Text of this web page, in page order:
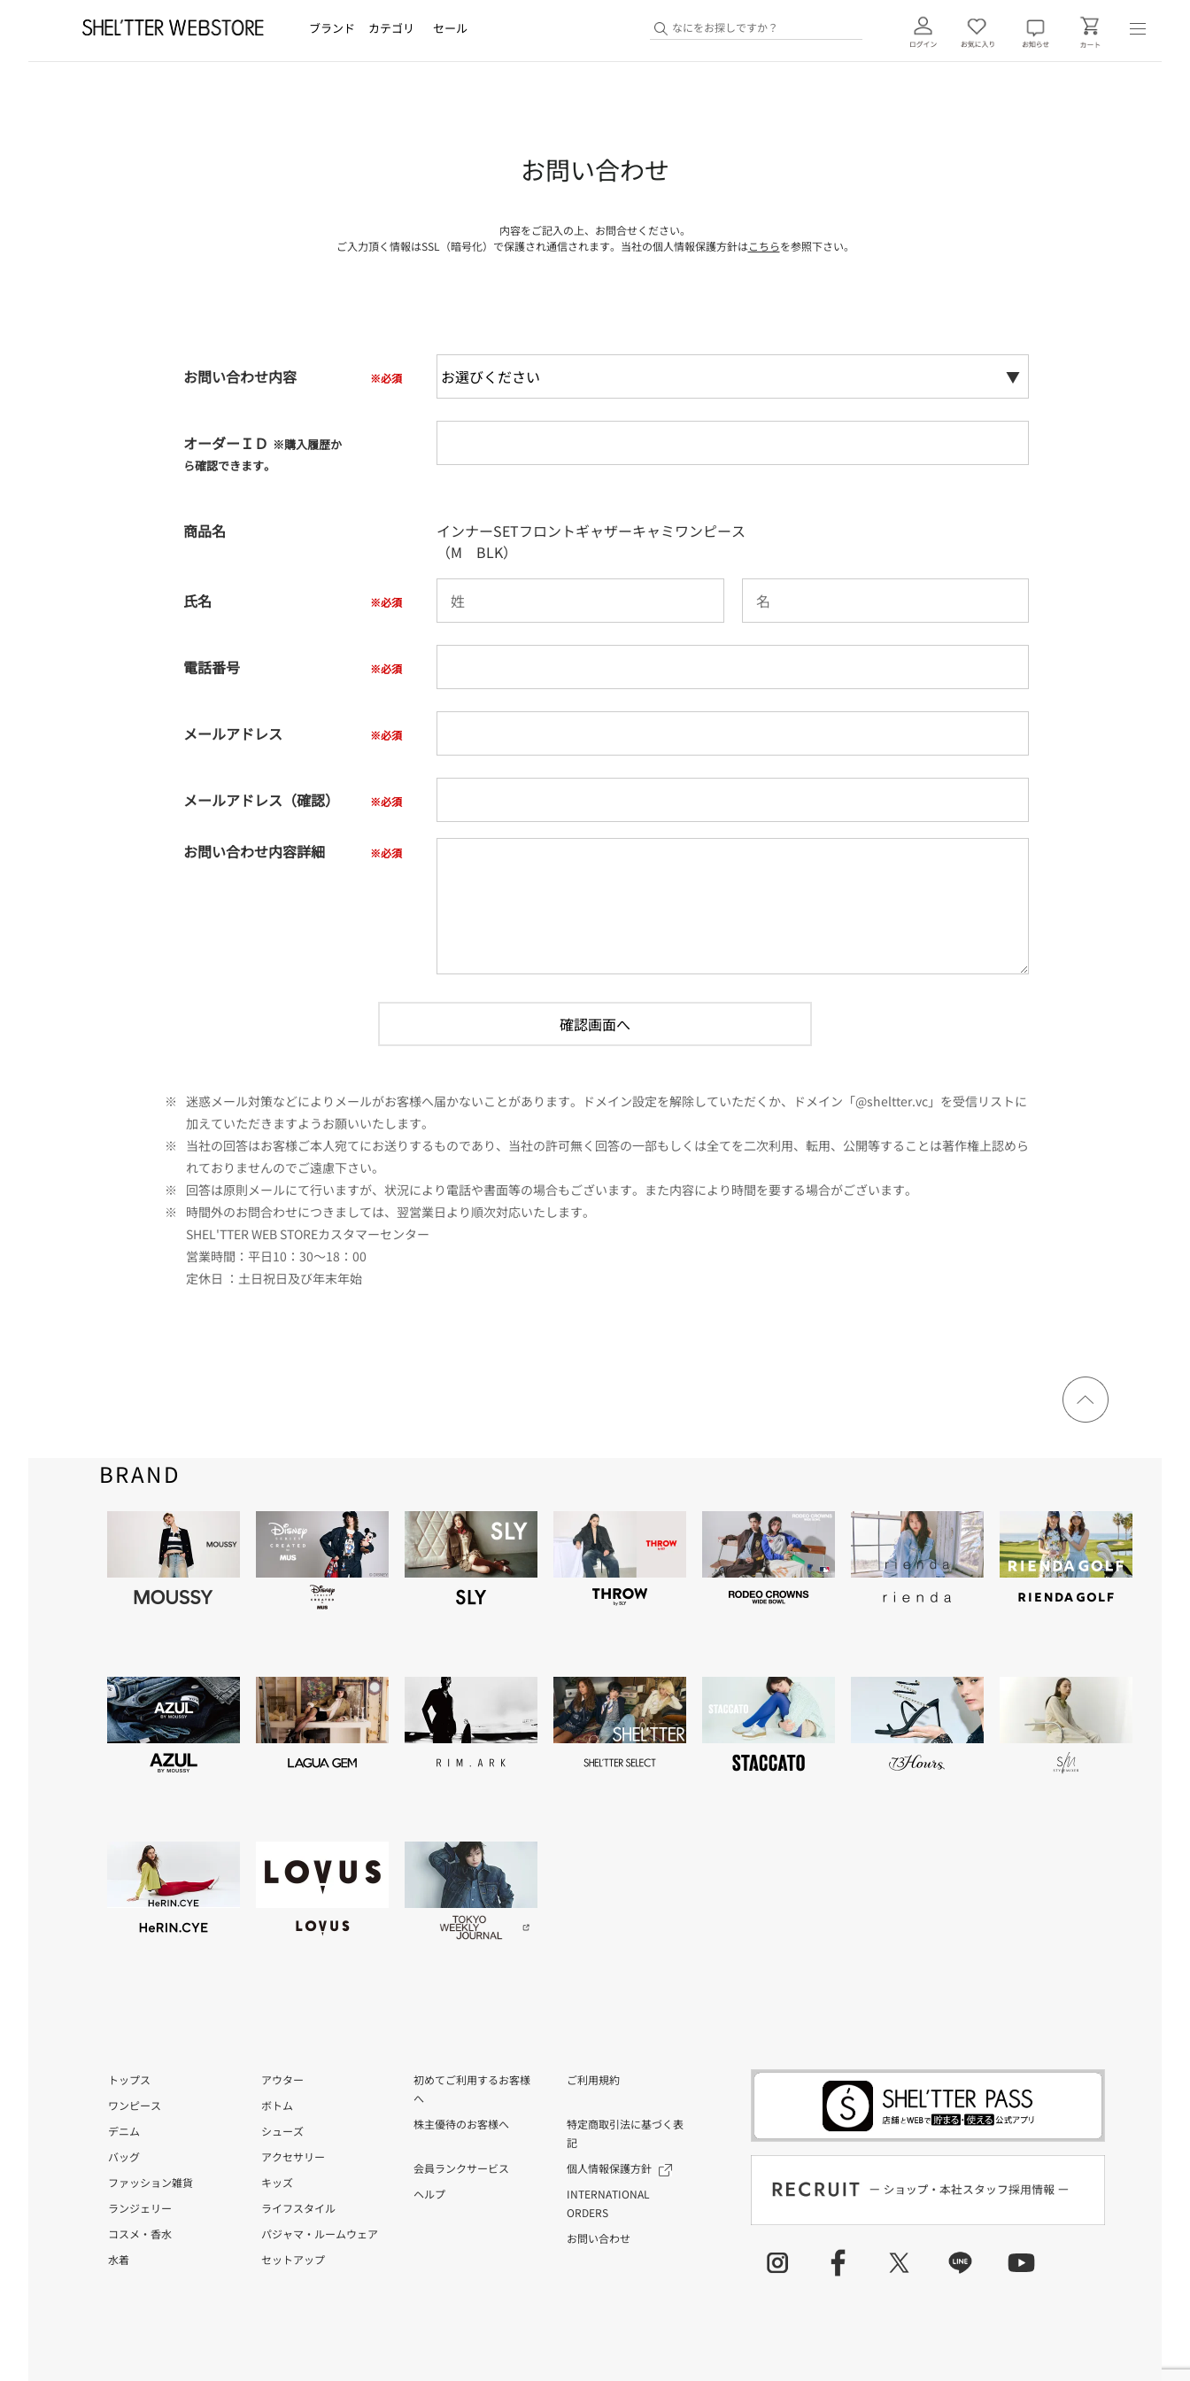
ブランド カテゴリ セール
お問い合わせ
内容をご記入の上、お問合せください。
ご入力頂く情報はSSL（暗号化）で保護され通信されます。当社の個人情報保護方針はこちらを参照下さい。
お問い合わせ内容
オーダーＩＤ ※購入履歴か
ら確認できます。
商品名
インナーSETフロントギャザーキャミワンピース
（M BLK）
氏名
電話番号
メールアドレス
メールアドレス（確認）
お問い合わせ内容詳細
※ 迷惑メール対策などによりメールがお客様へ届かないことがあります。ドメイン設定を解除していただくか、ドメイン「@sheltter.vc」を受信リストに
加えていただきますようお願いいたします。
※
当社の回答はお客様ご本人宛てにお送りするものであり、当社の許可無く回答の一部もしくは全てを二次利用、転用、公開等することは著作権上認めら
れておりませんのでご遠慮下さい。
※
回答は原則メールにて行いますが、状況により電話や書面等の場合もございます。また内容により時間を要する場合がございます。
※
時間外のお問合わせにつきましては、翌営業日より順次対応いたします。
SHEL'TTER WEB STOREカスタマーセンター
営業時間：平日10：30～18：00
定休日 ：土日祝日及び年末年始
ページ
トップ
BRAND
トップス
アウター
ワンピース
ボトム
デニム
シューズ
バッグ
アクセサリー
ファッション雑貨
キッズ
ランジェリー
ライフスタイル
コスメ・香水
パジャマ・ルームウェア
水着
セットアップ
初めてご利用するお客様
へ
ご利用規約
株主優待のお客様へ
特定商取引法に基づく表
記
会員ランクサービス
個人情報保護方針
ヘルプ
INTERNATIONAL
ORDERS
お問い合わせ